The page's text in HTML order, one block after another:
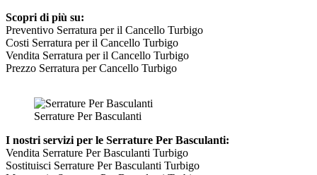
Scopri di più su:
Preventivo Serratura per il Cancello Turbigo
Costi Serratura per il Cancello Turbigo
Vendita Serratura per il Cancello Turbigo
Prezzo Serratura per Cancello Turbigo
Serrature Per Basculanti
I nostri servizi per le Serrature Per Basculanti:
Vendita Serrature Per Basculanti Turbigo
Sostituisci Serrature Per Basculanti Turbigo